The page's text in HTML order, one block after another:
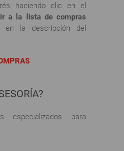
haciendo clic en el
a la lista de compras
en la descripción del
especializados para